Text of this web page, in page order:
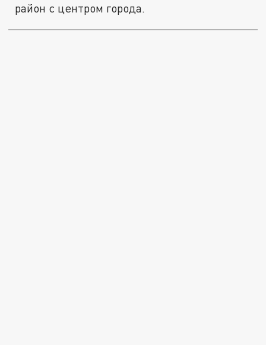
район с центром города.